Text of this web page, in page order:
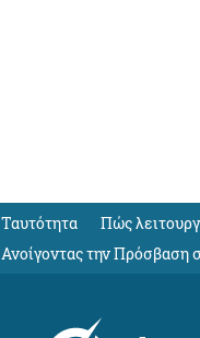
Ταυτότητα Πώς
Ανοίγοντας την Πρόσβαση